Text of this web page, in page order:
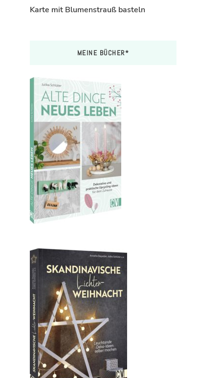
Karte mit Blumenstrauß basteln
MEINE BÜCHER*